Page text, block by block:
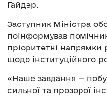
Гайдер.
Заступник Міністра
поінформував
пріоритетні напрямки
щодо інституційного
«Наше завдання —
сильної та прозорої